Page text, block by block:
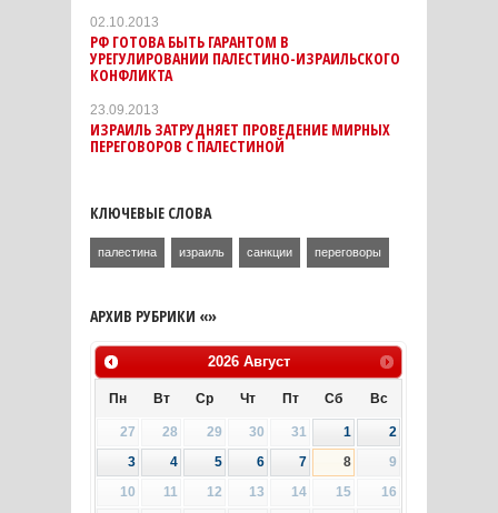
02.10.2013
РФ ГОТОВА БЫТЬ ГАРАНТОМ В
УРЕГУЛИРОВАНИИ ПАЛЕСТИНО-ИЗРАИЛЬСКОГО
КОНФЛИКТА
23.09.2013
ИЗРАИЛЬ ЗАТРУДНЯЕТ ПРОВЕДЕНИЕ МИРНЫХ
ПЕРЕГОВОРОВ С ПАЛЕСТИНОЙ
КЛЮЧЕВЫЕ СЛОВА
палестина израиль санкции переговоры
АРХИВ РУБРИКИ «»
2026 Август
Пн Вт Ср Чт Пт Сб Вс
27 28 29 30 31 1
2
3
4 5 6 7 8
9
10
11 12 13 14 15
16